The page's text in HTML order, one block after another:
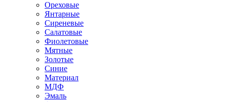
Ореховые
Янтарные
Сиреневые
Салатовые
Фиолетовые
Мятные
Золотые
Синие
Материал
МДФ
Эмаль